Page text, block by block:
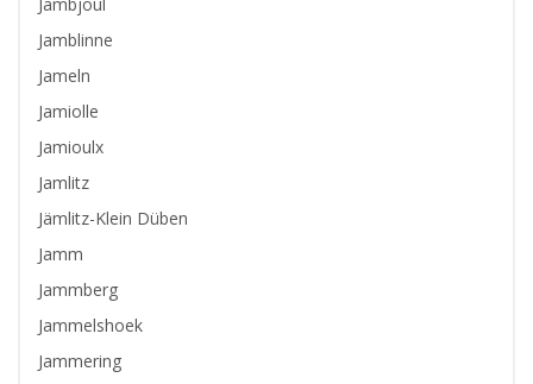
Jamblinne
Jameln
Jamiolle
Jamioulx
Jamlitz
Jämlitz-Klein Düben
Jamm
Jammberg
Jammelshoek
Jammering